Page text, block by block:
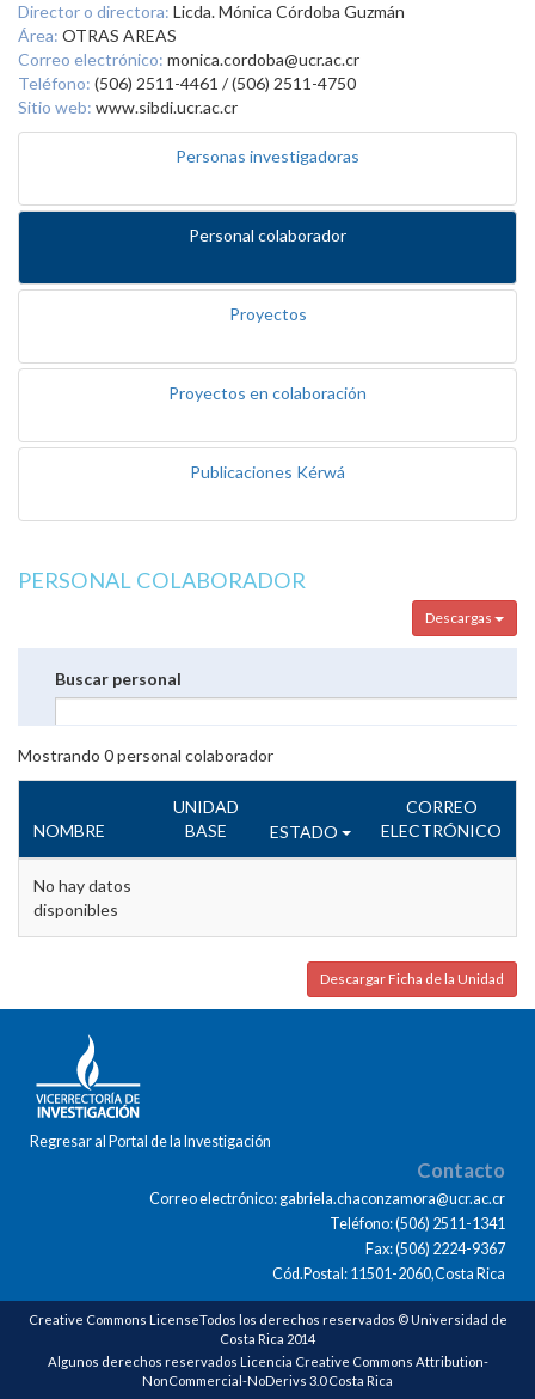
Director o directora: Licda. Mónica Córdoba Guzmán
Área: OTRAS AREAS
Correo electrónico: monica.cordoba@ucr.ac.cr
Teléfono: (506) 2511-4461 / (506) 2511-4750
Sitio web: www.sibdi.ucr.ac.cr
Personas investigadoras
Personal colaborador
Proyectos
Proyectos en colaboración
Publicaciones Kérwá
PERSONAL COLABORADOR
Descargas
Buscar personal
Mostrando 0personal colaborador
NOMBRE
UNIDAD
BASE
ESTADO
CORREO
ELECTRÓNICO
No hay datos
disponibles
Descargar Ficha de la Unidad
Regresar al Portal de la Investigación
Contacto
Correo electrónico: gabriela.chaconzamora@ucr.ac.cr
Teléfono: (506) 2511-1341
Fax: (506) 2224-9367
Cód.Postal: 11501-2060,Costa Rica
Creative Commons LicenseTodos los derechos reservados © Universidad de
Costa Rica 2014
Algunos derechos reservados Licencia Creative Commons Attribution-
NonCommercial-NoDerivs 3.0 Costa Rica